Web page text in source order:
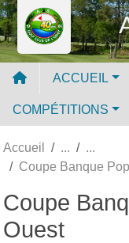
ACCUEIL
COMPÉTITIONS
Accueil
Coupe Banque
Coupe
Ouest
Panneau de gestion